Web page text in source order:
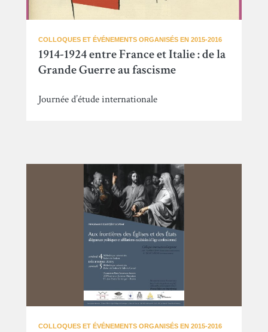
COLLOQUES ET ÉVÉNEMENTS ORGANISÉS EN 2015-2016
1914-1924 entre France et Italie : de la
Grande Guerre au fascisme
Journée d’étude internationale
COLLOQUES ET ÉVÉNEMENTS ORGANISÉS EN 2015-2016